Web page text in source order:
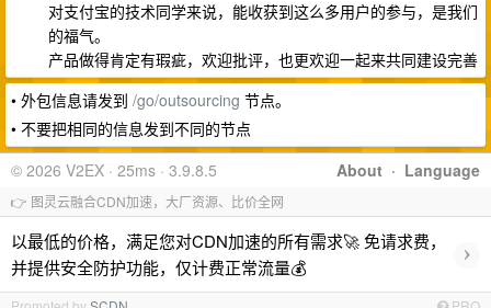
对支付宝的技术同学来说，能收获到这么多用户的参与，是我们
的福气。
产品做得肯定有瑕疵，欢迎批评，也更欢迎一起来共同建设完善
• 外包信息请发到 /go/outsourcing 节点。
• 不要把相同的信息发到不同的节点
About · Language
© 2026 V2EX · 25ms · 3.9.8.5
👉 图灵云融合CDN加速，大厂资源、比价全网
以最低的价格，满足您对CDN加速的所有需求🚀 免请求费，
并提供安全防护功能，仅计费正常流量💰
›